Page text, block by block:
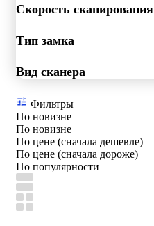
Скорость сканирования
Тип замка
Вид сканера
Фильтры
По новизне
По новизне
По цене (сначала дешевле)
По цене (сначала дороже)
По популярности